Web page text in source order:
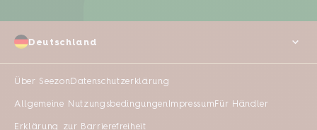
Über SeezonDatenschutzerklärung
Allgemeine Nutzungsbedingungen ImpressumFür Händler
Erklärung zur Barrierefreiheit
Deutschland